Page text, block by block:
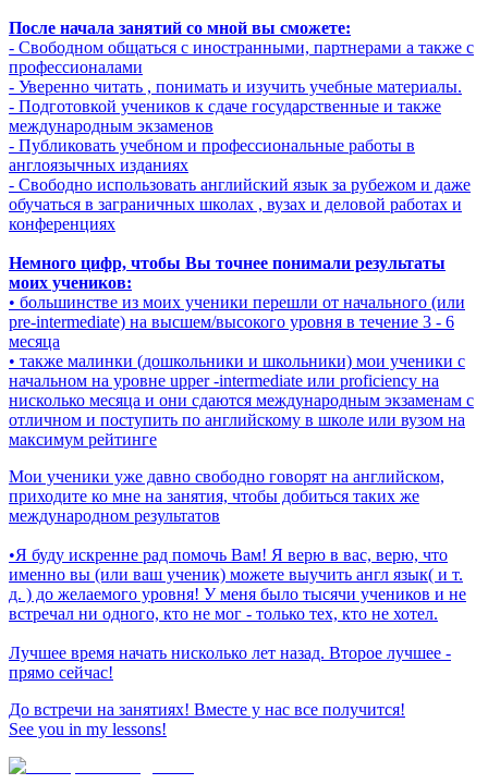
После начала занятий со мной вы сможете:
- Свободном общаться с иностранными, партнерами а также с
профессионалами
- Уверенно читать , понимать и изучить учебные материалы.
- Подготовкой учеников к сдаче государственные и также
международным экзаменов
- Публиковать учебном и профессиональные работы в
англоязычных изданиях
- Свободно использовать английский язык за рубежом и даже
обучаться в заграничных школах , вузах и деловой работах и
конференциях
Немного цифр, чтобы Вы точнее понимали результаты
моих учеников:
• большинстве из моих ученики перешли от начального (или
pre-intermediate) на высшем/высокого уровня в течение 3 - 6
месяца
• также малинки (дошкольники и школьники) мои ученики с
начальном на уровне upper -intermediate или proficiency на
нисколько месяца и они сдаются международным экзаменам с
отличном и поступить по английскому в школе или вузом на
максимум рейтинге
Мои ученики уже давно свободно говорят на английском,
приходите ко мне на занятия, чтобы добиться таких же
международном результатов
•Я буду искренне рад помочь Вам! Я верю в вас, верю, что
именно вы (или ваш ученик) можете выучить англ язык( и т.
д. ) до желаемого уровня! У меня было тысячи учеников и не
встречал ни одного, кто не мог - только тех, кто не хотел.
Лучшее время начать нисколько лет назад. Второе лучшее -
прямо сейчас!
До встречи на занятиях! Вместе у нас все получится!
See you in my lessons!